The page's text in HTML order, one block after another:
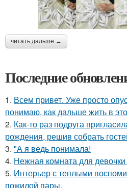
читать дальше →
Последние
1. Всем привет. Уже просто
понимаю, как дальше жить в
2. Как-то раз подруга
рождения, решив собрать
3. "А я ведь понимала!
4. Нежная комната для девочки
5. Интерьер с теплыми
пожилой пары.